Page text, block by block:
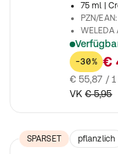
75 ml
|
PZN/EAN
WELEDA
-30% €
€ 55,87 / 1
VK € 5,95
SPARSET pflanzlich